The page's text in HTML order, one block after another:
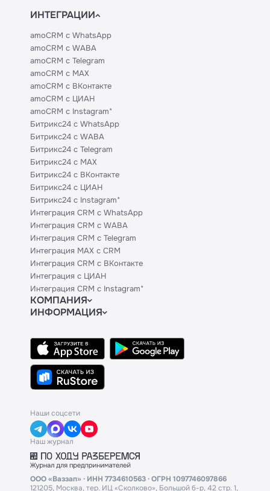
ИНТЕГРАЦИИ
amoCRM с WhatsApp
amoCRM с WABA
amoCRM с Telegram
amoCRM с MAX
amoCRM с ВКонтакте
amoCRM с ЦИАН
amoCRM с Instagram*
Битрикс24 с WhatsApp
Битрикс24 с WABA
Битрикс24 с Telegram
Битрикс24 с MAX
Битрикс24 с ВКонтакте
Битрикс24 с ЦИАН
Битрикс24 с Instagram*
Интеграция CRM с WhatsApp
Интеграция CRM с WABA
Интеграция CRM с Telegram
Интеграция MAX с CRM
Интеграция CRM с ВКонтакте
Интеграция с ЦИАН
Интеграция CRM с Instagram*
КОМПАНИЯ
Блог
Контакты
Политики и соглашения
Сведения об ИТ-деятельности
ИНФОРМАЦИЯ
Техническим партнерам
Тарифы
API
База знаний
Наши соцсети
Наш журнал
ООО «Ваззап» · ИНН 7734610563 · ОГРН 1097746097866
121205, Москва, тер. ИЦ «Сколково», Большой б-р, 42 стр. 1,